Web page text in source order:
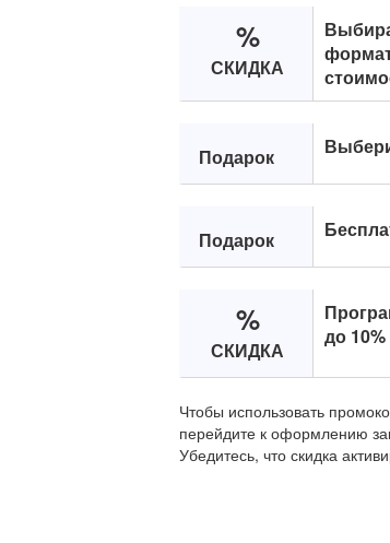
%
СКИДКА
Подарок
Подарок
%
СКИДКА
до 10%
Чтобы использовать
перейдите к оформлению
Убедитесь, что скидка